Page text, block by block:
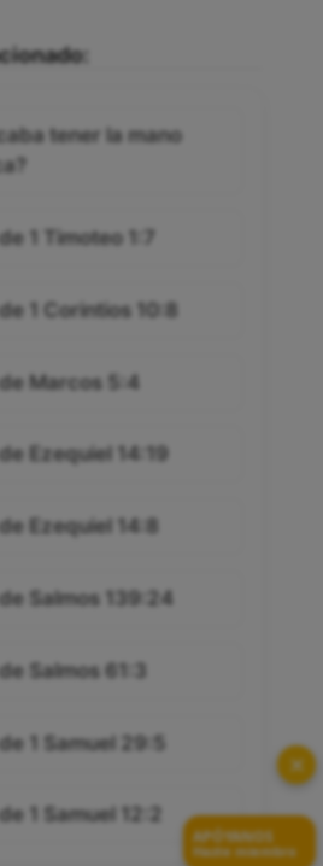
tener la mano
1 Timoteo 1:7
1 Corintios 10:8
Marcos 5:4
Ezequiel 14:19
Ezequiel 14:8
Salmos 139:24
Salmos 61:3
1 Samuel 29:5
1 Samuel 12:2
✕
APÓYANOS
Hazte miembro